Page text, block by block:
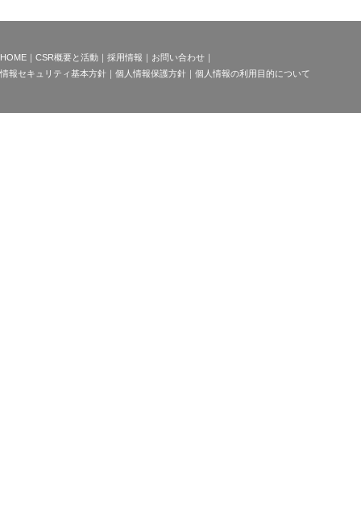
HOME ｜ CSR概要と活動 ｜ 採用情報 ｜ お問い合わせ ｜
情報セキュリティ基本方針 ｜ 個人情報保護方針 ｜ 個人情報の利用目的について